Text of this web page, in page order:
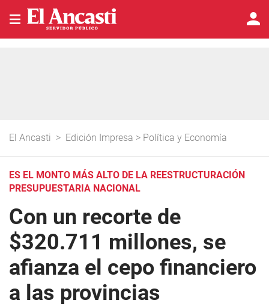
El Ancasti > Edición Impresa > Política y Economía
ES EL MONTO MÁS ALTO DE LA REESTRUCTURACIÓN
PRESUPUESTARIA NACIONAL
Con un recorte de
$320.711 millones, se
afianza el cepo financiero
a las provincias